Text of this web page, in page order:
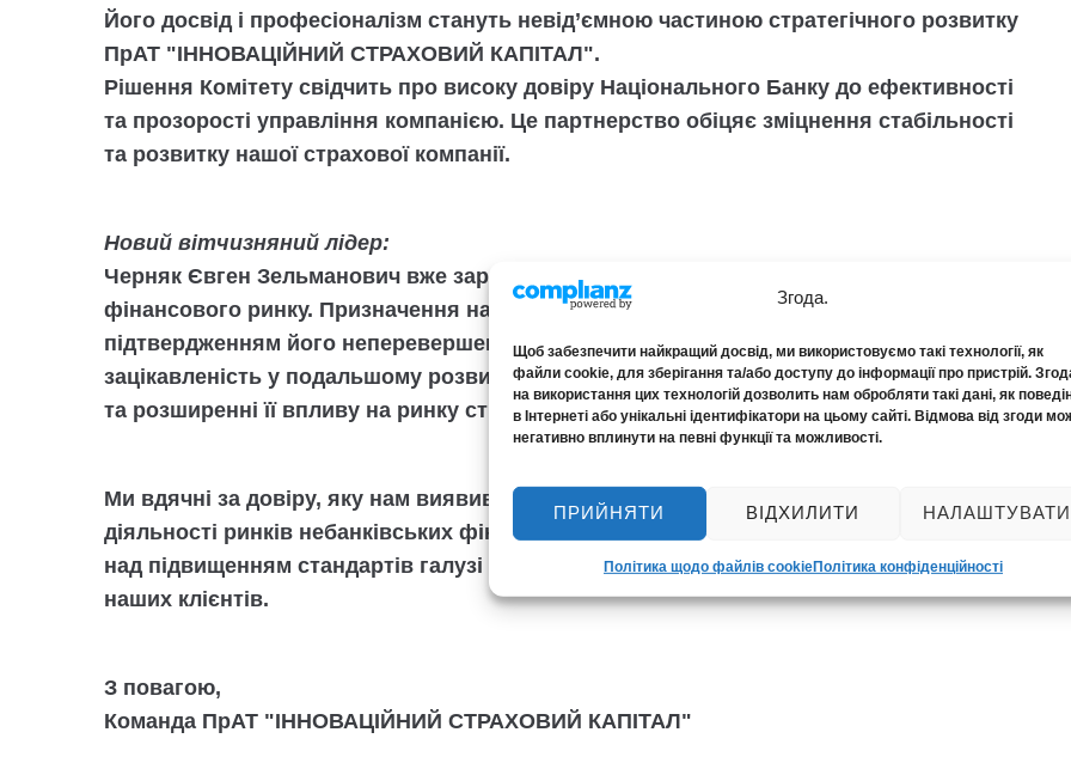
Згода.
Щоб забезпечити найкращий досвід, ми використовуємо такі технології, як
файли cookie, для зберігання та/або доступу до інформації про пристрій.
на використання цих технологій дозволить нам обробляти такі дані, як
в Інтернеті або унікальні ідентифікатори на цьому сайті. Відмова від згоди
негативно вплинути на певні функції та можливості.
ПРИЙНЯТИ ВІДХИЛИТИ НАЛАШТУВАТИ
Політика щодо файлів cookieПолітика конфіденційності
Його досвід і професіоналізм стануть невід’ємною частиною стратегічного розвитку
ПрАТ "ІННОВАЦІЙНИЙ СТРАХОВИЙ КАПІТАЛ".
Рішення Комітету свідчить про високу довіру Національного Банку до ефективності
та прозорості управління компанією. Це партнерство обіцяє зміцнення стабільності
та розвитку нашої страхової компанії.
Новий вітчизняний лідер:
Черняк Євген Зельманович вже зарекомендував себе як лідер українського
фінансового ринку. Призначення на посаду Голови Наглядової Ради є
підтвердженням його неперевершених керівницьких якостей. Він виражає
зацікавленість у подальшому розвитку ПрАТ "ІННОВАЦІЙНИЙ СТРАХОВИЙ КАПІТАЛ"
та розширенні її впливу на ринку страхування.
Ми вдячні за довіру, яку нам виявив Комітет з питань нагляду та регулювання
діяльності ринків небанківських фінансових послуг. Разом ми будемо працювати
над підвищенням стандартів галузі та надавати найкращі страхові рішення для
наших клієнтів.
З повагою,
Команда ПрАТ "ІННОВАЦІЙНИЙ СТРАХОВИЙ КАПІТАЛ"